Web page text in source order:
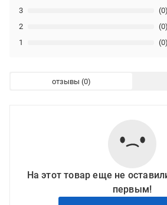
1 (0)
2 (0)
3 (0)
отзывы
На этот товар еще не
первым!